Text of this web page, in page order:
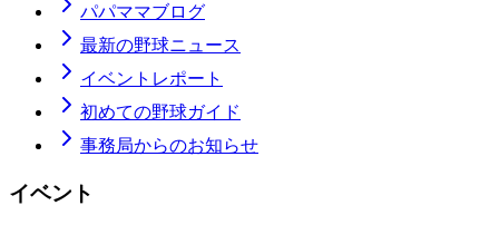
パパママブログ
最新の野球ニュース
イベントレポート
初めての野球ガイド
事務局からのお知らせ
イベント